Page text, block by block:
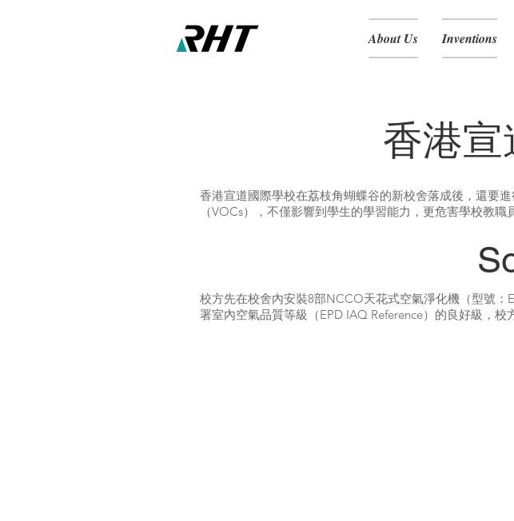
About Us Inventions
香港
香港宣道國際學校在荔枝角蝴蝶谷的新校舍落成後，還要
（VOCs），不僅影響到學生的學習能力，更危害學校教職
校方先在校舍內安裝8部NCCO天花式空氣淨化機（型號
署室內空氣品質等級（EPD IAQ Reference）的良好級，校